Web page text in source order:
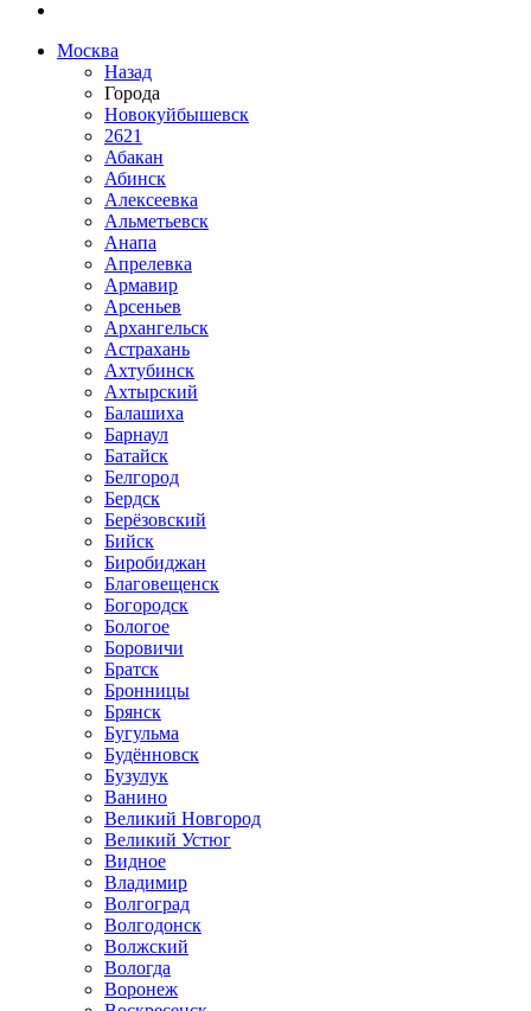
Москва
Назад
Города
Новокуйбышевск
2621
Абакан
Абинск
Алексеевка
Альметьевск
Анапа
Апрелевка
Армавир
Арсеньев
Архангельск
Астрахань
Ахтубинск
Ахтырский
Балашиха
Барнаул
Батайск
Белгород
Бердск
Берёзовский
Бийск
Биробиджан
Благовещенск
Богородск
Бологое
Боровичи
Братск
Бронницы
Брянск
Бугульма
Будённовск
Бузулук
Ванино
Великий Новгород
Великий Устюг
Видное
Владимир
Волгоград
Волгодонск
Волжский
Вологда
Воронеж